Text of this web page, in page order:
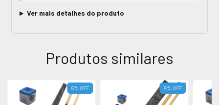
Ver mais detalhes do produto
Produtos similares
5% OFF 8% OFF